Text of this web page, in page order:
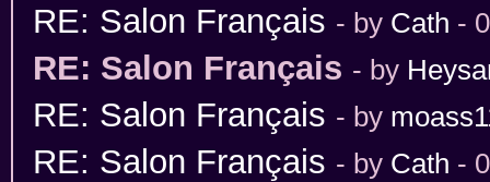
RE: Salon Français - by Cath -
RE: Salon Français - by
RE: Salon Français - by
RE: Salon Français - by Cath -